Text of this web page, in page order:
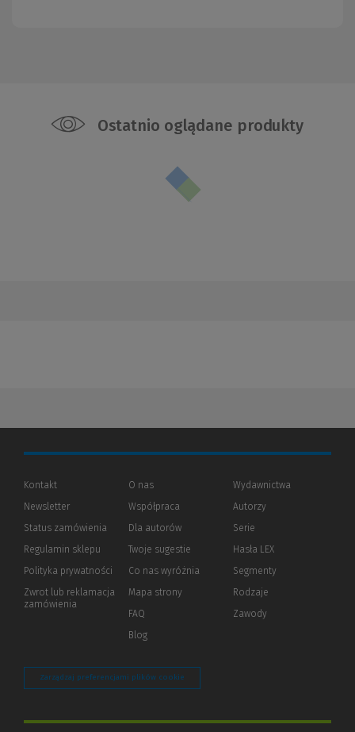
Ostatnio oglądane produkty
Kontakt
Newsletter
Status zamówienia
Regulamin sklepu
Polityka prywatności (Nowe
(Link
innej
Zwrot lub reklamacja
zamówienia
O nas
Współpraca
Dla autorów(Nowe
(Link
innej
Twoje sugestie
Co nas wyróżnia
Mapa strony
FAQ
Blog
Wydawnictwa
Autorzy
Serie
Hasła LEX
Segmenty
Rodzaje
Zawody
Zarządzaj preferencjami plików cookie